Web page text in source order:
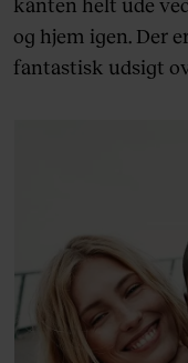
og hjem igen. Der
fantastisk udsigt